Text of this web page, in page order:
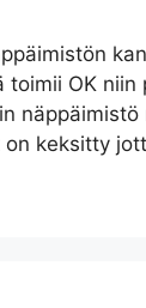
OK
näppäimistö
keksitty